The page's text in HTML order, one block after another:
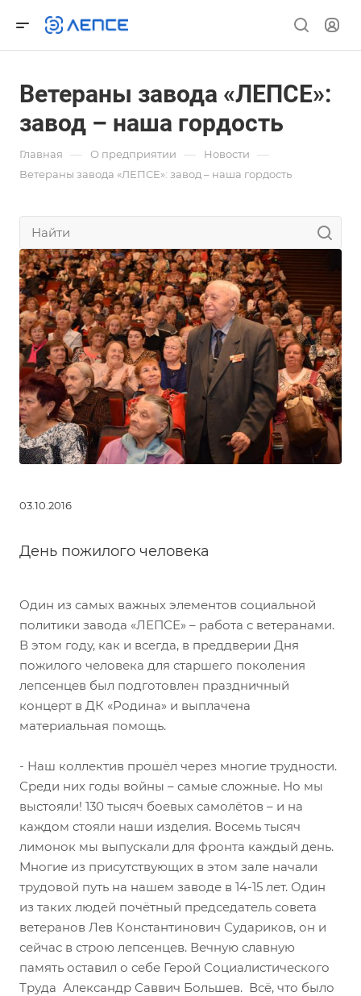
Ветераны завода «ЛЕПСЕ»:
завод – наша гордость
Главная — О предприятии — Новости —
Ветераны завода «ЛЕПСЕ»: завод – наша гордость
03.10.2016
День пожилого человека
Один из самых важных элементов социальной
политики завода «ЛЕПСЕ» – работа с ветеранами.
В этом году, как и всегда, в преддверии Дня
пожилого человека для старшего поколения
лепсенцев был подготовлен праздничный
концерт в ДК «Родина» и выплачена
материальная помощь.
- Наш коллектив прошёл через многие трудности.
Среди них годы войны – самые сложные. Но мы
выстояли! 130 тысяч боевых самолётов – и на
каждом стояли наши изделия. Восемь тысяч
лимонок мы выпускали для фронта каждый день.
Многие из присутствующих в этом зале начали
трудовой путь на нашем заводе в 14-15 лет. Один
из таких людей почётный председатель совета
ветеранов Лев Константинович Судариков, он и
сейчас в строю лепсенцев. Вечную славную
память оставил о себе Герой Социалистического
Труда Александр Саввич Большев. Всё, что было